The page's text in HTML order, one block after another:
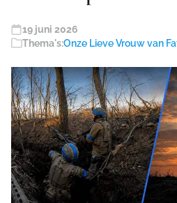
19 juni 2026
Thema's:Onze Lieve Vrouw van